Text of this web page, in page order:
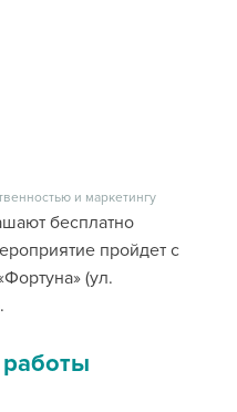
и маркетингу
бесплатно
пройдет с
(ул.